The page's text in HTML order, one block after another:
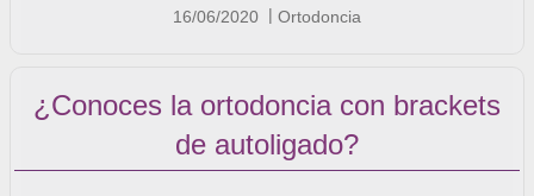
16/06/2020 Ortodoncia
¿Conoces la ortodoncia con brackets
de autoligado?